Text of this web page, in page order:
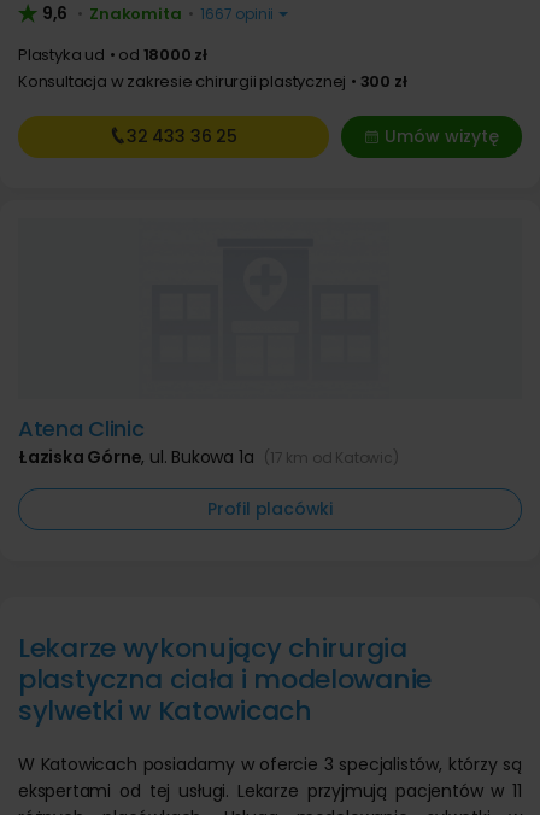
9,6 • Znakomita • 1667 opinii
Plastyka ud od 18000 zł
Konsultacja w zakresie chirurgii plastycznej
300 zł
Umów wizytę
32 433 36 25
Atena Clinic
Łaziska Górne, ul. Bukowa 1a (17 km od Katowic)
Profil placówki
Lekarze wykonujący chirurgia
plastyczna ciała i modelowanie
sylwetki w Katowicach
W Katowicach posiadamy w ofercie 3 specjalistów, którzy są
ekspertami od tej usługi. Lekarze przyjmują pacjentów w 11